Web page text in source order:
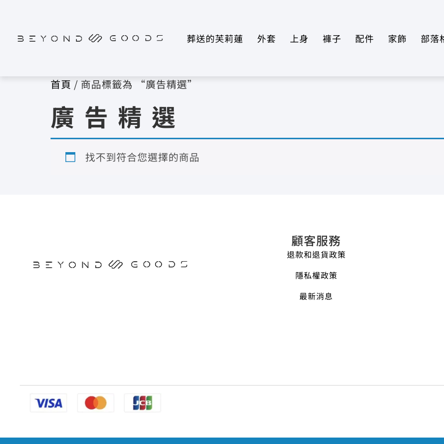
葬送的芙莉蓮 外套 上身 褲子 配件 家飾 部落
首頁 / 商品標籤為 “廣告精選”
廣告精選
找不到符合您選擇的商品
顧客服務
退款和退貨政策
隱私權政策
最新消息